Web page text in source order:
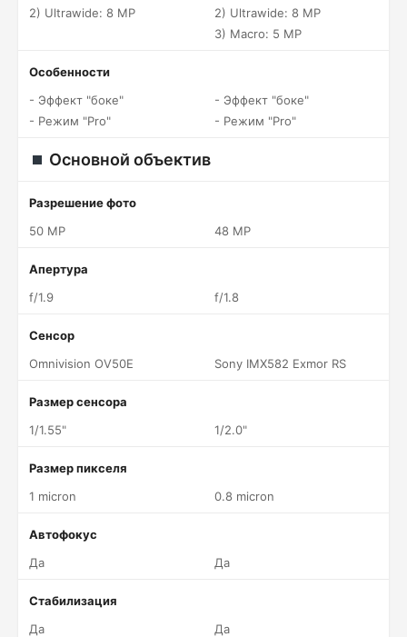
2) Ultrawide: 8 MP
2) Ultrawide: 8 MP
3) Macro: 5 MP
Особенности
- Эффект "боке"
- Режим "Pro"
- Эффект "боке"
- Режим "Pro"
Основной объектив
Разрешение фото
50 MP
48 MP
Апертура
f/1.9
f/1.8
Сенсор
Omnivision OV50E
Sony IMX582 Exmor RS
Размер сенсора
1/1.55"
1/2.0"
Размер пикселя
1 micron
0.8 micron
Автофокус
Да
Да
Стабилизация
Да
Да